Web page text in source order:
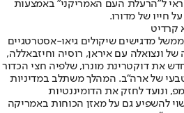
ל"הרעלת העם האמריקני" באמצעות
חייו של מדורו.
קרדיט
מדגישים שיקולים גיאו-אסטרטגיים
ונצואלה עם איראן, רוסיה וחיזבאללה,
את דוקטרינת מונרו, שלפיה חצי הכדור
של ארה"ב. המהלך משתלב במדיניות
ונועד לחזק את הדומיננטיות
להשפיע גם על מאזן הכוחות באמריקה